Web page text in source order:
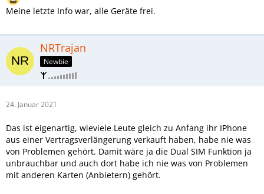
Meine letzte Info war, alle Geräte frei.
NRTrajan
Newbie
24. Januar 2021
Das ist eigenartig, wieviele Leute gleich zu Anfang ihr IPhone
aus einer Vertragsverlängerung verkauft haben, habe nie was
von Problemen gehört. Damit wäre ja die Dual SIM Funktion ja
unbrauchbar und auch dort habe ich nie was von Problemen
mit anderen Karten (Anbietern) gehört.